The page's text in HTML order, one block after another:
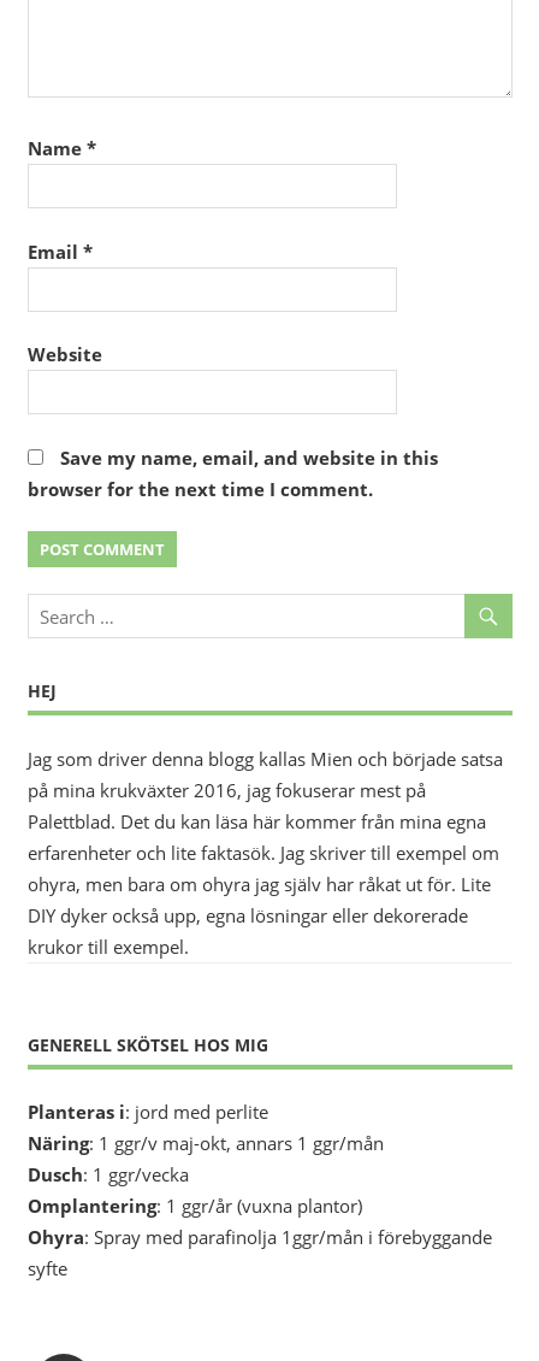
Name *
Email *
Website
Save my name, email, and website in this
browser for the next time I comment.
HEJ
Jag som driver denna blogg kallas Mien och började satsa
på mina krukväxter 2016, jag fokuserar mest på
Palettblad. Det du kan läsa här kommer från mina egna
erfarenheter och lite faktasök. Jag skriver till exempel om
ohyra, men bara om ohyra jag själv har råkat ut för. Lite
DIY dyker också upp, egna lösningar eller dekorerade
krukor till exempel.
GENERELL SKÖTSEL HOS MIG
Planteras i: jord med perlite
Näring: 1 ggr/v maj-okt, annars 1 ggr/mån
Dusch: 1 ggr/vecka
Omplantering: 1 ggr/år (vuxna plantor)
Ohyra: Spray med parafinolja 1ggr/mån i förebyggande
syfte